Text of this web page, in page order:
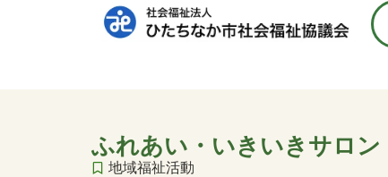
ふれあい・いきいきサロン
地域福祉活動